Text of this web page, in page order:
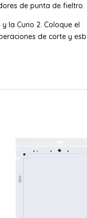
de punta de fieltro.
la Curio 2. Coloque el
de corte y